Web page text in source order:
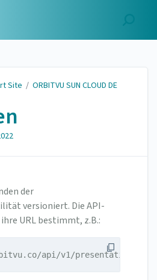
Site / ORBITVU SUN CLOUD DE
der
versioniert. Die API-
URL bestimmt, z.B.:
api/v1/presentations</p>